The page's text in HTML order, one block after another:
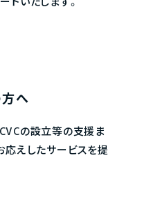
へ
の設立等の支援ま
えしたサービスを提